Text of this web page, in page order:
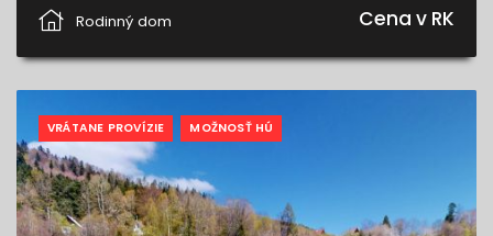
Rodinný dom
Cena v RK
VRÁTANE PROVÍZIE MOŽNOSŤ HÚ